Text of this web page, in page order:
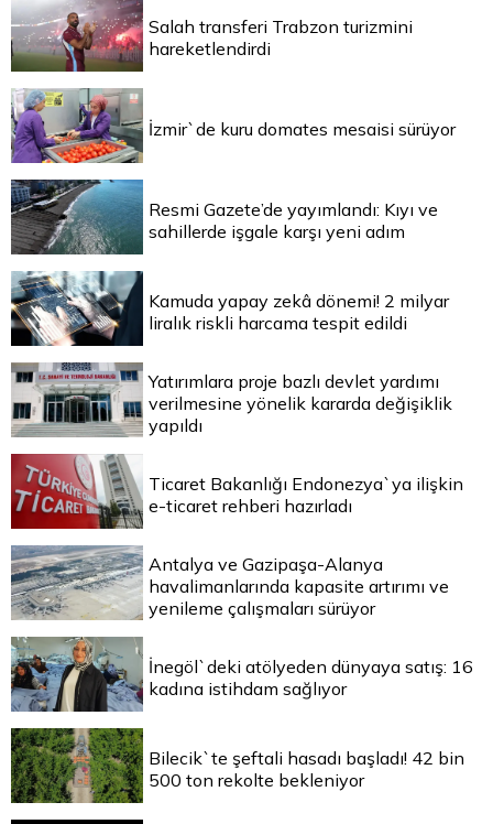
Salah transferi Trabzon turizmini
hareketlendirdi
İzmir`de kuru domates mesaisi sürüyor
Resmi Gazete’de yayımlandı: Kıyı ve
sahillerde işgale karşı yeni adım
Kamuda yapay zekâ dönemi! 2 milyar
liralık riskli harcama tespit edildi
Yatırımlara proje bazlı devlet yardımı
verilmesine yönelik kararda değişiklik
yapıldı
Ticaret Bakanlığı Endonezya`ya ilişkin
e-ticaret rehberi hazırladı
Antalya ve Gazipaşa-Alanya
havalimanlarında kapasite artırımı ve
yenileme çalışmaları sürüyor
İnegöl`deki atölyeden dünyaya satış: 16
kadına istihdam sağlıyor
Bilecik`te şeftali hasadı başladı! 42 bin
500 ton rekolte bekleniyor